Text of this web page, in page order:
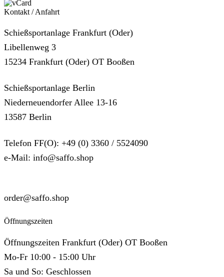
Kontakt / Anfahrt
Schießsportanlage Frankfurt (Oder)
Libellenweg 3
15234 Frankfurt (Oder) OT Booßen
Schießsportanlage Berlin
Niederneuendorfer Allee 13-16
13587 Berlin
Telefon FF(O): +49 (0) 3360 / 5524090
e-Mail: info@saffo.shop
order@saffo.shop
Öffnungszeiten
Öffnungszeiten Frankfurt (Oder) OT Booßen
Mo-Fr 10:00 - 15:00 Uhr
Sa und So: Geschlossen